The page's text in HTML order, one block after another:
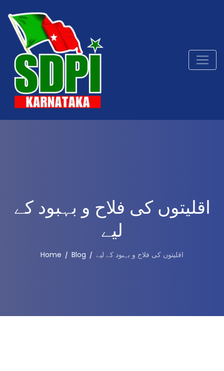
اقلیتوں کی فلاح و بہبود کے
لیے
Home Blog اقلیتوں کی فلاح و بہبود کے لیے